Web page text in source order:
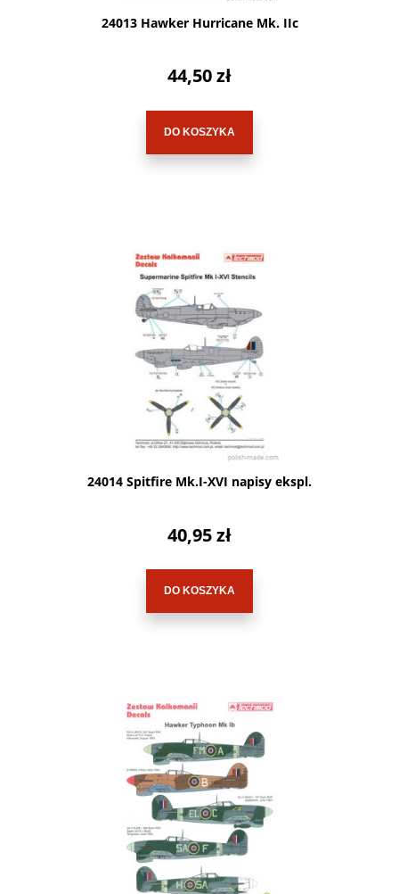
24013 Hawker Hurricane Mk. IIc
44,50 zł
DO KOSZYKA
24014 Spitfire Mk.I-XVI napisy ekspl.
40,95 zł
DO KOSZYKA